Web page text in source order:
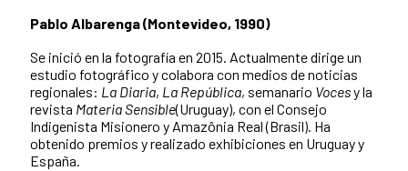
Pablo Albarenga (Montevideo, 1990)
Se inició en la fotografía en 2015. Actualmente dirige un
estudio fotográfico y colabora con medios de noticias
regionales: La Diaria, La República, semanario Vocesy la
revista Materia Sensible(Uruguay), con el Consejo
Indigenista Misionero y Amazônia Real (Brasil). Ha
obtenido premios y realizado exhibiciones en Uruguay y
España.